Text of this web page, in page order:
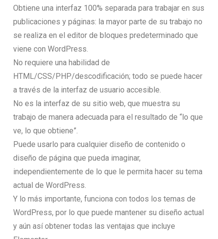
Obtiene una interfaz 100% separada para trabajar en sus
publicaciones y páginas: la mayor parte de su trabajo no
se realiza en el editor de bloques predeterminado que
viene con WordPress.
No requiere una habilidad de
HTML/CSS/PHP/descodificación; todo se puede hacer
a través de la interfaz de usuario accesible.
No es la interfaz de su sitio web, que muestra su
trabajo de manera adecuada para el resultado de “lo que
ve, lo que obtiene”.
Puede usarlo para cualquier diseño de contenido o
diseño de página que pueda imaginar,
independientemente de lo que le permita hacer su tema
actual de WordPress.
Y lo más importante, funciona con todos los temas de
WordPress, por lo que puede mantener su diseño actual
y aún así obtener todas las ventajas que incluye